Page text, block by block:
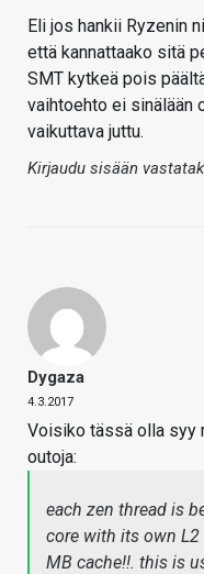
Eli jos hankii Ryzenin
että kannattaako sitä
SMT kytkeä pois
vaihtoehto ei sinälään
vaikuttava juttu.
Kirjaudu sisään
Dygaza
4.3.2017
Voisiko tässä olla syy
outoja:
each zen thread is
core with its own L2
MB cache!!. this is